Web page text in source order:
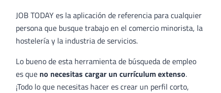
JOB TODAY es la aplicación de referencia para cualquier
persona que busque trabajo en el comercio minorista, la
hostelería y la industria de servicios.
Lo bueno de esta herramienta de búsqueda de empleo
es que no necesitas cargar un currículum extenso.
¡Todo lo que necesitas hacer es crear un perfil corto,